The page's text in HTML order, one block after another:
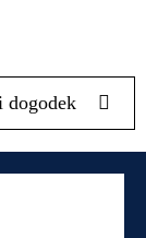
dogodek